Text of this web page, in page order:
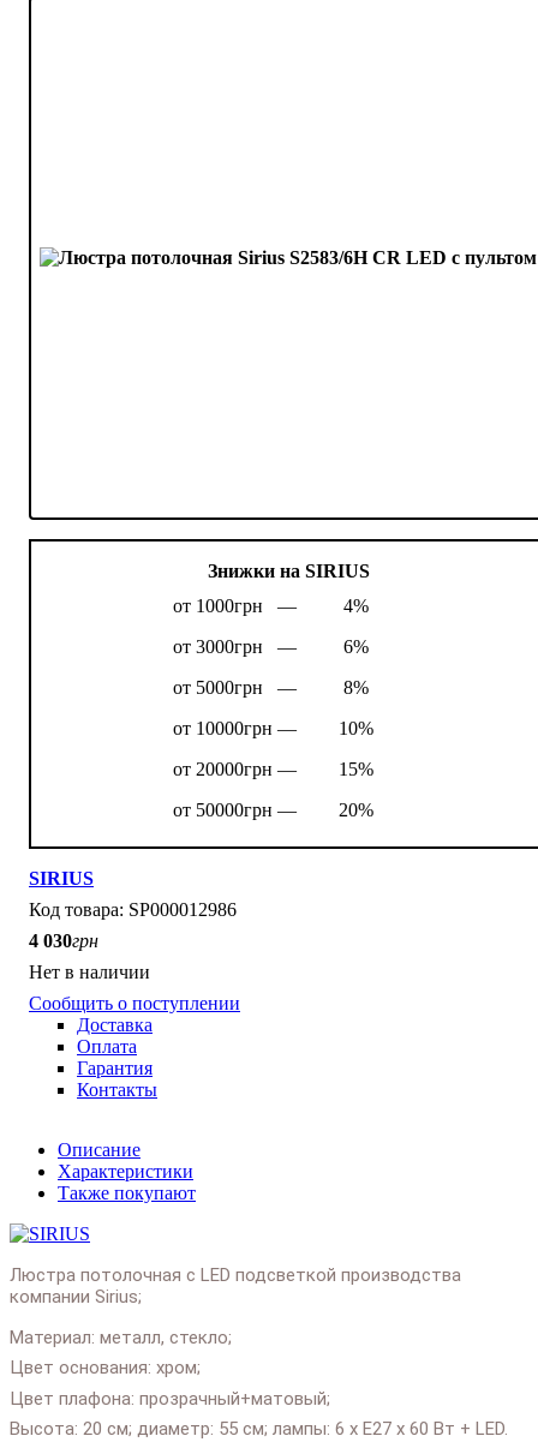
Знижки на SIRIUS
от 1000грн —
4%
от 3000грн —
6%
от 5000грн —
8%
от 10000грн —
10%
от 20000грн —
15%
от 50000грн —
20%
SIRIUS
SP000012986
4 030грн
Нет в наличии
Сообщить о поступлении
Доставка
Оплата
Гарантия
Контакты
Описание
Характеристики
Также покупают
Люстра потолочная с LED подсветкой производства
компании Sirius;
Материал: металл, стекло;
Цвет основания: хром;
Цвет плафона: прозрачный+матовый;
Высота: 20 см; диаметр: 55 см; лампы: 6 х Е27 х 60 Вт + LED.